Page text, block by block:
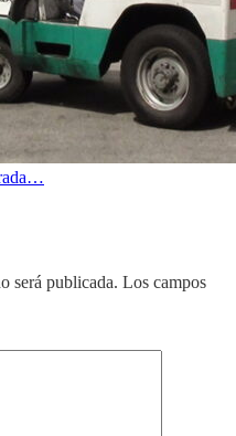
será publicada. Los campos